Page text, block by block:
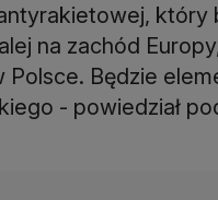
który
na zachód
Polsce. Będzie
- powiedział